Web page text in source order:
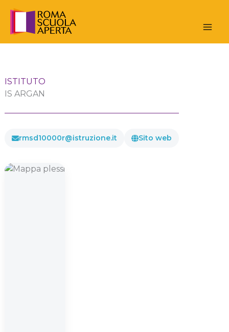
contenuto
ISTITUTO
IS ARGAN
rmsd10000r@istruzione.it Sito web